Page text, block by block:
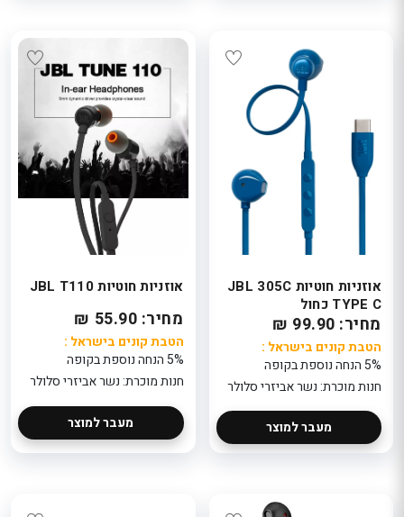
אוזניות חוטיות JBL 305C
TYPE C כחול
מחיר: 99.90 ₪
הטבת קונים בישראל :
5% הנחה נוספת בקופה
חנות מוכרת: נשר אביזרי סלולר
מעבר למוצר
אוזניות חוטיות JBL T110
מחיר: 55.90 ₪
הטבת קונים בישראל :
5% הנחה נוספת בקופה
חנות מוכרת: נשר אביזרי סלולר
מעבר למוצר